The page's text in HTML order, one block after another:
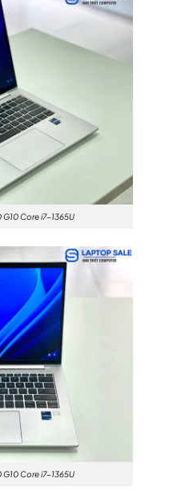
Core i7-1365U
Core i7-1365U